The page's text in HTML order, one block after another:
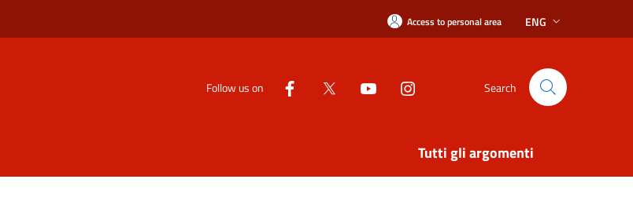
Access to personal area ENG
Follow us on Search
Tutti gli argomenti